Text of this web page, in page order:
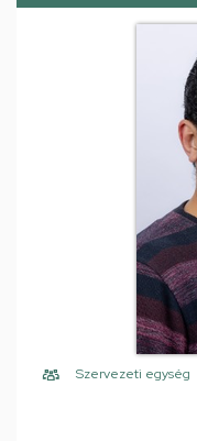
Szervezeti egység